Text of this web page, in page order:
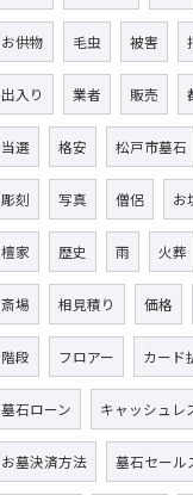
お供物 毛虫 被害
出入り 業者 販売
当選 格安 松戸市墓石
彫刻 写真 僧侶 お
檀家 歴史 雨 火葬
斎場 相見積り 価格
階段 フロアー カード
墓石ローン キャッシュレ
お墓決済方法 墓石セール